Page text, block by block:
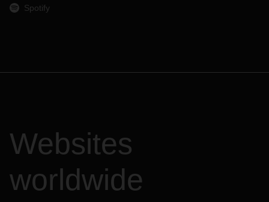
Spotify
Websites
worldwide